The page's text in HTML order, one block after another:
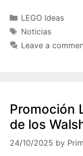
Categories
LEGO Ideas
Tags
Noticias
Leave a
Promoción
de los
24/10/2025 by